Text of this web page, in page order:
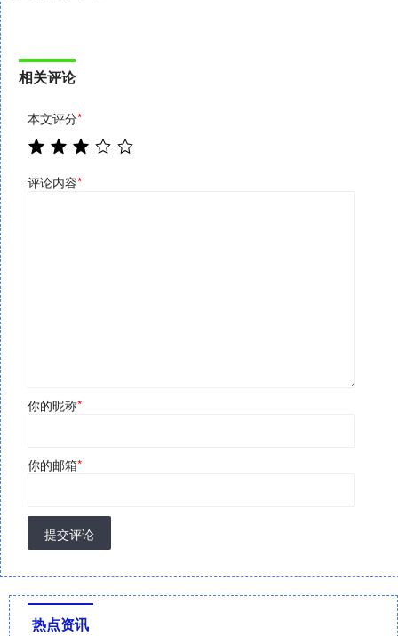
相关评论
本文评分*
评论内容*
你的昵称*
你的邮箱*
提交评论
热点资讯